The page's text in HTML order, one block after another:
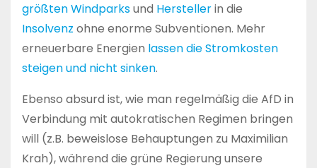
größten Windparksund Herstellerin die
Insolvenz ohne enorme Subventionen. Mehr
erneuerbare Energien lassen die Stromkosten
steigen und nicht sinken.
Ebenso absurd ist, wie man regelmäßig die AfD in
Verbindung mit autokratischen Regimen bringen
will (z.B. beweislose Behauptungen zu Maximilian
Krah), während die grüne Regierung unsere